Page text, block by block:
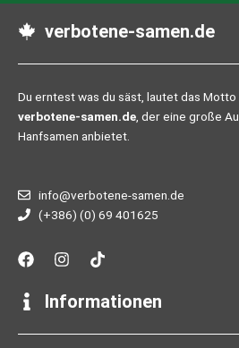
verbotene-samen.de
Du erntest was du säst, lautet das Motto
verbotene-samen.de, der eine große
Hanfsamen anbietet.
info@verbotene-samen.de
(+386) (0) 69 401625
F
a
e
b
o
I
n
t
g
T
i
t
k
Informationen